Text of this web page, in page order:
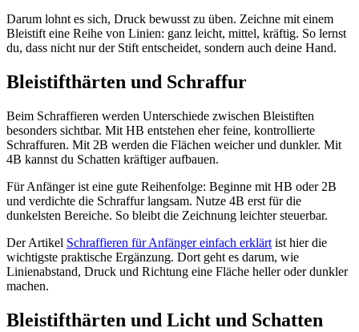
Darum lohnt es sich, Druck bewusst zu üben. Zeichne mit einem
Bleistift eine Reihe von Linien: ganz leicht, mittel, kräftig. So lernst
du, dass nicht nur der Stift entscheidet, sondern auch deine Hand.
Bleistifthärten und Schraffur
Beim Schraffieren werden Unterschiede zwischen Bleistiften
besonders sichtbar. Mit HB entstehen eher feine, kontrollierte
Schraffuren. Mit 2B werden die Flächen weicher und dunkler. Mit
4B kannst du Schatten kräftiger aufbauen.
Für Anfänger ist eine gute Reihenfolge: Beginne mit HB oder 2B
und verdichte die Schraffur langsam. Nutze 4B erst für die
dunkelsten Bereiche. So bleibt die Zeichnung leichter steuerbar.
Der Artikel Schraffieren für Anfänger einfach erklärt ist hier die
wichtigste praktische Ergänzung. Dort geht es darum, wie
Linienabstand, Druck und Richtung eine Fläche heller oder dunkler
machen.
Bleistifthärten und Licht und Schatten